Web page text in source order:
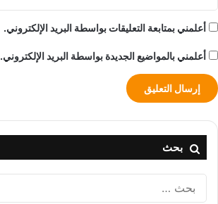
أعلمني بمتابعة التعليقات بواسطة البريد الإلكتروني.
أعلمني بالمواضيع الجديدة بواسطة البريد الإلكتروني.
بحث